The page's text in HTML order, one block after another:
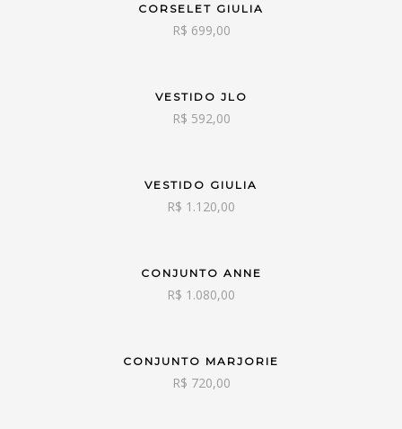
VER OPÇÕES
R$ 699,00
CORSELET GIULIA
VER OPÇÕES
R$ 592,00
VESTIDO JLO
VER OPÇÕES
R$ 1.120,00
VESTIDO GIULIA
VER OPÇÕES
R$ 1.080,00
CONJUNTO ANNE
VER OPÇÕES
R$ 720,00
CONJUNTO MARJORIE